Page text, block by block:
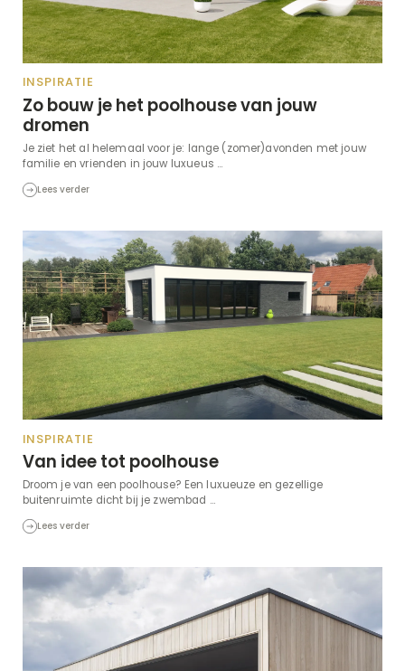
INSPIRATIE
Zo bouw je het poolhouse van jouw
dromen
Je ziet het al helemaal voor je: lange (zomer)avonden met jouw
familie en vrienden in jouw luxueus ...
Lees verder
INSPIRATIE
Van idee tot poolhouse
Droom je van een poolhouse? Een luxueuze en gezellige
buitenruimte dicht bij je zwembad ...
Lees verder